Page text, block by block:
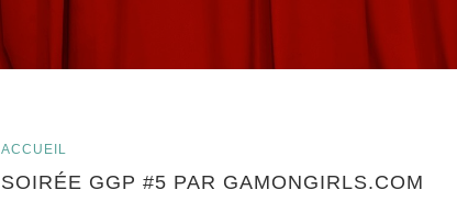
ACCUEIL
SOIRÉE GGP #5 PAR GAMONGIRLS.COM